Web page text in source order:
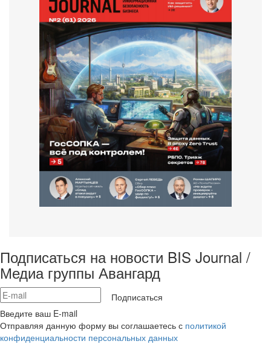
Подписаться на новости BIS Journal /
Медиа группы Авангард
Подписаться
Введите ваш E-mail
Отправляя данную форму вы соглашаетесь с политикой
конфиденциальности персональных данных